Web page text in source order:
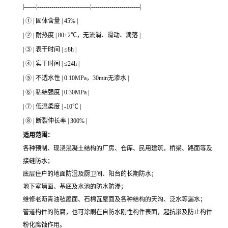
|------|--------------------------|------------------------|
| ① | 固体含量 | 45% |
| ② | 耐热度 | 80±2℃，无流淌、滑动、滴落 |
| ③ | 表干时间 | ≤8h |
| ④ | 实干时间 | ≤24h |
| ⑤ | 不透水性 | 0.10MPa，30min无渗水 |
| ⑥ | 粘结强度 | 0.30MPa |
| ⑦ | 低温柔度 | -10℃ |
| ⑧ | 断裂伸长率 | 300% |
适用范围：
各种预制、现浇混凝土结构的厂房、仓库、民用建筑，桥梁、路面等及
接缝防水；
底层住户的地面防湿及厨卫间、阳台的长期防水；
地下室墙面、基底及水池的防水防渗；
维修老沥青油毡屋面、石棉瓦屋面及各种结构的天沟、泛水等漏水；
管道构件的防腐，也可涂刷在自防水刚性构件表面，起抗渗及防止构件
粉化腐蚀作用。